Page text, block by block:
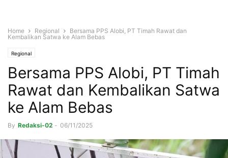
Home Regional
Bersama PPS Alobi, PT Timah Rawat dan
Kembalikan Satwa ke Alam Bebas
Regional
Bersama PPS Alobi, PT Timah
Rawat dan Kembalikan Satwa
ke Alam Bebas
By Redaksi-02 - 06/11/2025